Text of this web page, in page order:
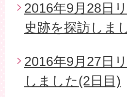
2016年9月28日
史跡を探訪しま
2016年9月27日
しました(2日目)